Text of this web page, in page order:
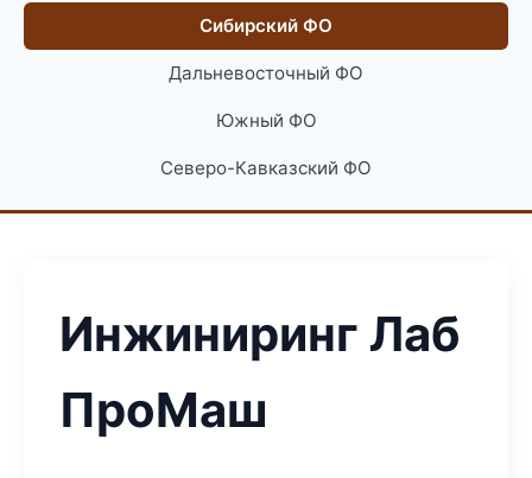
Сибирский ФО
Дальневосточный ФО
Южный ФО
Северо-Кавказский ФО
Инжиниринг Лаб
ПроМаш